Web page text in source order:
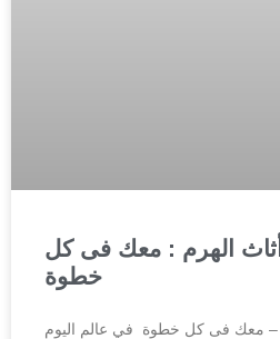
الهرم : معك فى كل
خطوة
– معك فى كل خطوة في عالم اليوم